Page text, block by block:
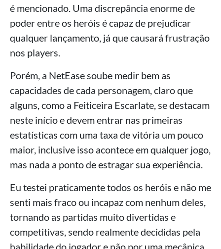
é mencionado. Uma discrepância enorme de
poder entre os heróis é capaz de prejudicar
qualquer lançamento, já que causará frustração
nos players.
Porém, a NetEase soube medir bem as
capacidades de cada personagem, claro que
alguns, como a Feiticeira Escarlate, se destacam
neste início e devem entrar nas primeiras
estatísticas com uma taxa de vitória um pouco
maior, inclusive isso acontece em qualquer jogo,
mas nada a ponto de estragar sua experiência.
Eu testei praticamente todos os heróis e não me
senti mais fraco ou incapaz com nenhum deles,
tornando as partidas muito divertidas e
competitivas, sendo realmente decididas pela